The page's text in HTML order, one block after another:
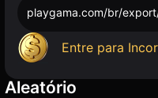
playgama.com/br/
Entre para
Aleatório